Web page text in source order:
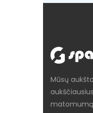
Mūsų
matomumą